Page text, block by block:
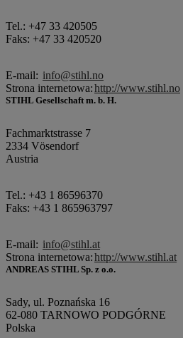
Tel.: +47 33 420505
Faks: +47 33 420520
E-mail: info@stihl.no
Strona internetowa:http://www.stihl.no
STIHL Gesellschaft m. b. H.
Fachmarktstrasse 7
2334 Vösendorf
Austria
Tel.: +43 1 86596370
Faks: +43 1 865963797
E-mail: info@stihl.at
Strona internetowa:http://www.stihl.at
ANDREAS STIHL Sp. z o.o.
Sady, ul. Poznańska 16
62-080 TARNOWO PODGÓRNE
Polska